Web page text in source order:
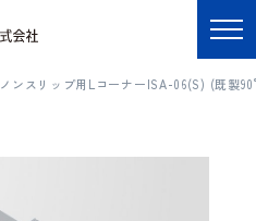
ノンスリップ用LコーナーISA-06(S) (既製